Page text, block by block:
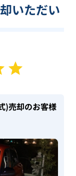
いただい
)売却のお客様